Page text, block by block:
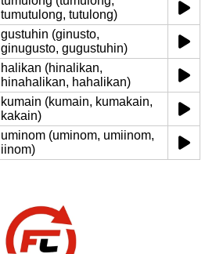
tumutulong, tutulong)
gustuhin (ginusto,
ginugusto, gugustuhin)
halikan (hinalikan,
hinahalikan, hahalikan)
kumain (kumain, kumakain,
kakain)
uminom (uminom, umiinom,
iinom)